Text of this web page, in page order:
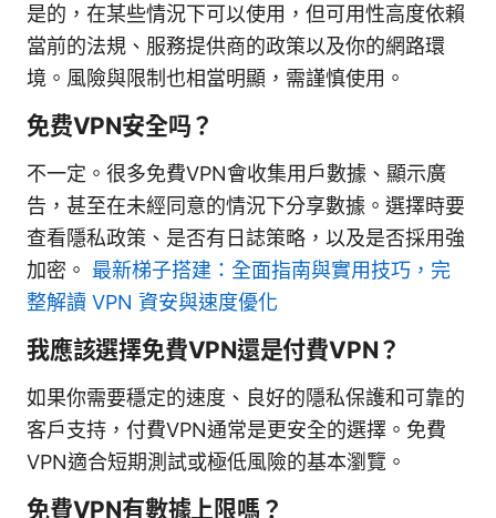
是的，在某些情況下可以使用，但可用性高度依賴
當前的法規、服務提供商的政策以及你的網路環
境。風險與限制也相當明顯，需謹慎使用。
免费VPN安全吗？
不一定。很多免費VPN會收集用戶數據、顯示廣
告，甚至在未經同意的情況下分享數據。選擇時要
查看隱私政策、是否有日誌策略，以及是否採用強
加密。 最新梯子搭建：全面指南與實用技巧，完
整解讀 VPN 資安與速度優化
我應該選擇免費VPN還是付費VPN？
如果你需要穩定的速度、良好的隱私保護和可靠的
客戶支持，付費VPN通常是更安全的選擇。免費
VPN適合短期測試或極低風險的基本瀏覽。
免費VPN有數據上限嗎？